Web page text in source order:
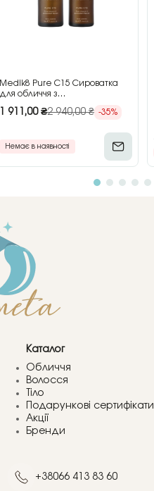
Medik8 Pure C15 Сироватка
для обличчя з
2×15 мл
1 911,00₴2 940,00₴ -35%
Немає в наявності
Каталог
Обличчя
Волосся
Тіло
Подарункові сертифікати
Акції
Бренди
+38066 413 83 60